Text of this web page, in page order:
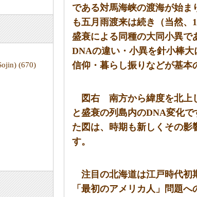
(670)
である対馬海峡の渡海が始
も五月雨渡来は続き
（当然、
盛衰による同種の大同小異で
DNAの違い・小異を針小棒
信仰・暮らし振りなどが基本
図右 南方から緯度を北上
と盛衰の列島内のDNA変化
た図は、時期も新しくその
す。
注目の北海道は江戸時代初
「最初のアメリカ人」問題